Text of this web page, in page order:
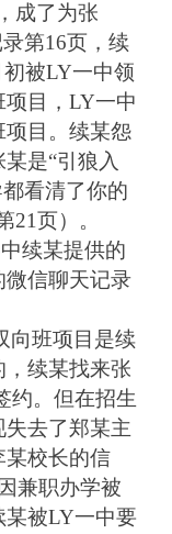
成了为张
第16页，续
被LY一中领
目，LY一中
目。续某怨
是“引狼入
看清了你的
21页）。
续某提供的
信聊天记录
向班项目是续
续某找来张
约。但在招生
去了郑某主
某校长的信
兼职办学被
被LY一中要